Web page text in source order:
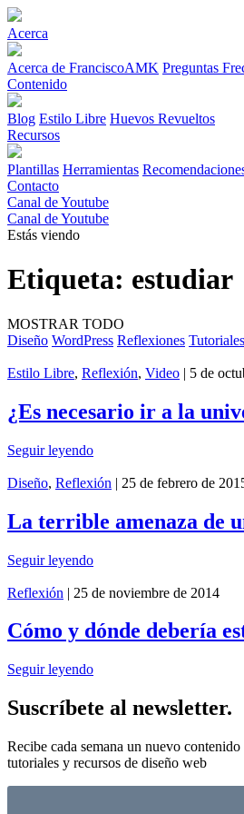
Acerca
Acerca de FranciscoAMK Preguntas
Contenido
Blog Estilo Libre Huevos Revueltos
Recursos
Plantillas Herramientas
Contacto
Canal de Youtube
Canal de Youtube
Estás viendo
Etiqueta: estudiar
MOSTRAR TODO
Diseño WordPress Reflexiones Tutoriales
Estilo Libre, Reflexión, Video | 5 de
¿Es necesario ir a la
Seguir leyendo
Diseño, Reflexión | 25 de febrero de
La terrible amenaza de
Seguir leyendo
Reflexión | 25 de noviembre de 2014
Cómo y dónde debería
Seguir leyendo
Suscríbete al newsletter.
Recibe cada semana un nuevo
tutoriales y recursos de diseño web